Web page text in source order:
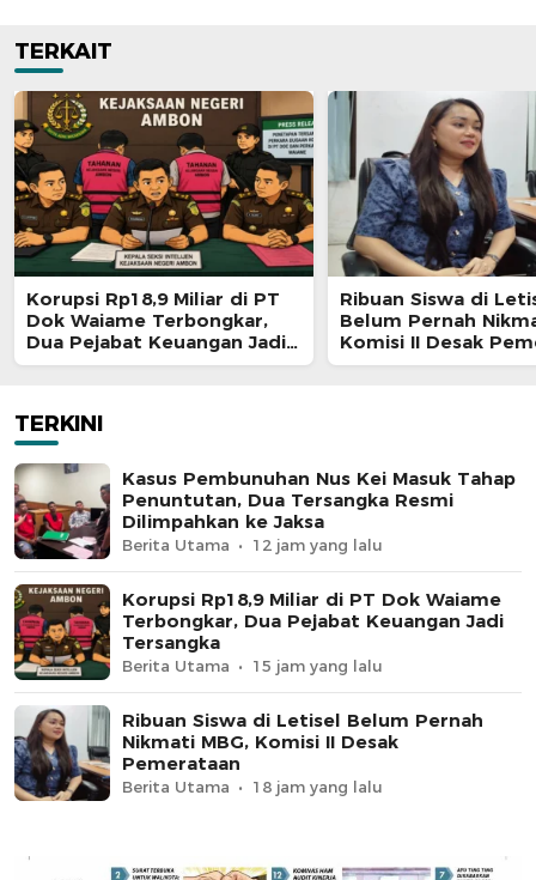
TERKAIT
Korupsi Rp18,9 Miliar di PT
Dok Waiame Terbongkar,
Dua Pejabat Keuangan Jadi
Tersangka
Ribuan Siswa di
Belum Pernah
Komisi II Desak
TERKINI
Kasus Pembunuhan Nus Kei Masuk Tahap
Penuntutan, Dua Tersangka Resmi
Dilimpahkan ke Jaksa
Berita Utama 12 jam yang lalu
Korupsi Rp18,9 Miliar di PT Dok Waiame
Terbongkar, Dua Pejabat Keuangan Jadi
Tersangka
Berita Utama 15 jam yang lalu
Ribuan Siswa di Letisel Belum Pernah
Nikmati MBG, Komisi II Desak
Pemerataan
Berita Utama 18 jam yang lalu